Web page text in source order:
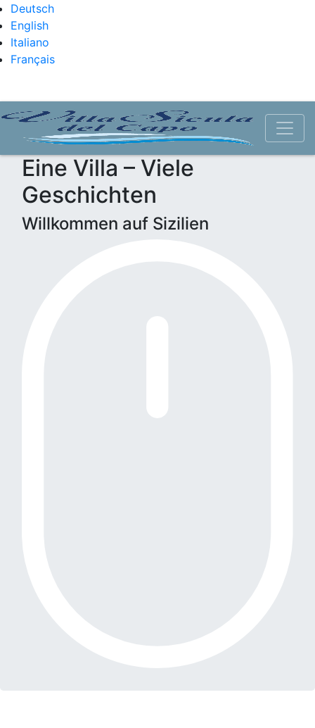
Deutsch
English
Italiano
Français
Eine Villa – Viele
Geschichten
Willkommen auf Sizilien